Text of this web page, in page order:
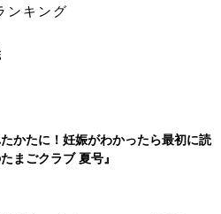
クで先行きが不透明
いきます。それでもなお、新しく
空き家が目立ち…。2020年のオリ
する、と分析する専門家も。
入はおすすめできません。せめて
で判断してみては。子どもが小さ
踏み切るのではなく、貯蓄に力を
（岩城先生）。
ンキング
かたに！妊娠がわかったら最初に読
まごクラブ 夏号』